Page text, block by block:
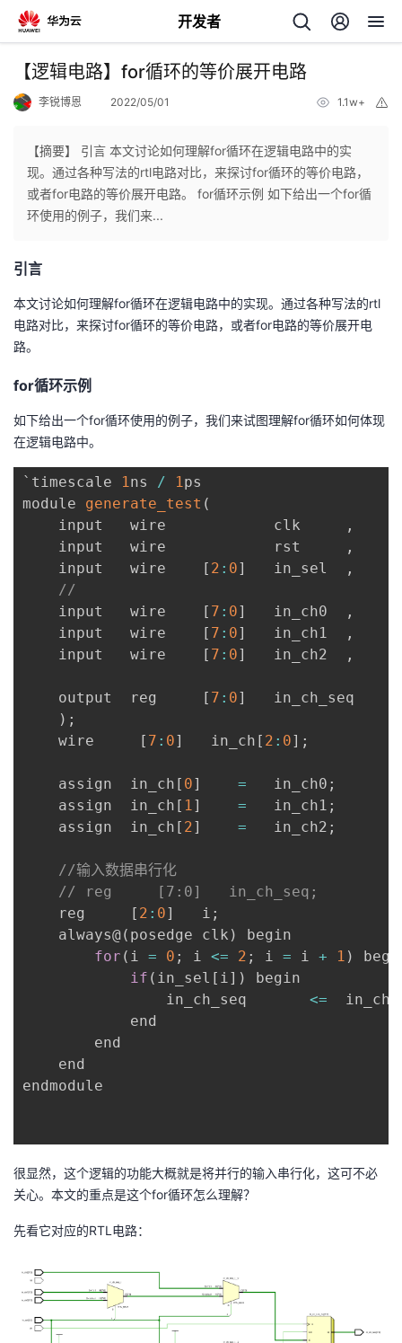
开发者
返
个
人
主
页
我
的
开
发
者
我
的
程
我
认
的
我
藏
Programs
技
支
的
声
【逻辑电路】for循环的等价展开电路
李锐博恩 2022/05/01 1.1w+
【摘要】 引言 本文讨论如何理解for循环在逻辑电路中的实
现。通过各种写法的rtl电路对比，来探讨for循环的等价电路，
或者for电路的等价展开电路。 for循环示例 如下给出一个for循
环使用的例子，我们来...
引言
本文讨论如何理解for循环在逻辑电路中的实现。通过各种写法的rtl
电路对比，来探讨for循环的等价电路，或者for电路的等价展开电
路。
for循环示例
如下给出一个for循环使用的例子，我们来试图理解for循环如何体现
在逻辑电路中。
`timescale 1ns / 1ps
module generate_test (
    input   wire            clk
,
    input   wire            rst
,
    input   wire
[ 2 : 0]
   in_sel
,
//
    input   wire
[ 7 : 0]
   in_ch0
,
    input   wire
[ 7 : 0]
   in_ch1
,
    input   wire
[ 7 : 0]
   in_ch2
,
    output  reg
[ 7 : 0]
   in_ch_seq
) ;
    wire
[ 7 : 0]
   in_ch
[ 2 : 0] ;
    assign  in_ch
[ 0] =
   in_ch0
;
    assign  in_ch
[ 1] =
   in_ch1
;
    assign  in_ch
[ 2] =
   in_ch2
;
//输入数据串行化
// reg     [7:0]   in_ch_seq;
    reg
[ 2 : 0]
   i
;
    always@
( posedge clk )
begin
for ( i = 0 ; i <= 2 ; i = i + 1 )
if ( in_sel [ i] )
begin
                in_ch_seq
<=
  in_ch
            end
        end
    end
endmodule
很显然，这个逻辑的功能大概就是将并行的输入串行化，这可不必
关心。本文的重点是这个for循环怎么理解？
先看它对应的RTL电路：